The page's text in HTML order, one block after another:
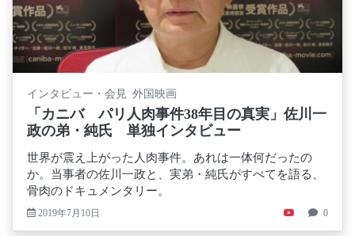
インタビュー・会見 外国映画
「カニバ パリ人肉事件38年目の真実」佐川一
政の弟・純氏 単独インタビュー
世界が震え上がった人肉事件。あれは一体何だったの
か。当事者の佐川一政と、実弟・純氏がすべてを語る、
骨肉のドキュメンタリー。
2019年7月10日 0